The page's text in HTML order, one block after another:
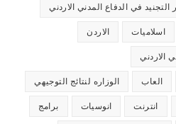
التجنيد في الدفاع المدني الاردني
اسلاميات الاردن
الاردني
العاب الوزاره لنتائج التوجيهي
انترنت انوسيات برامج